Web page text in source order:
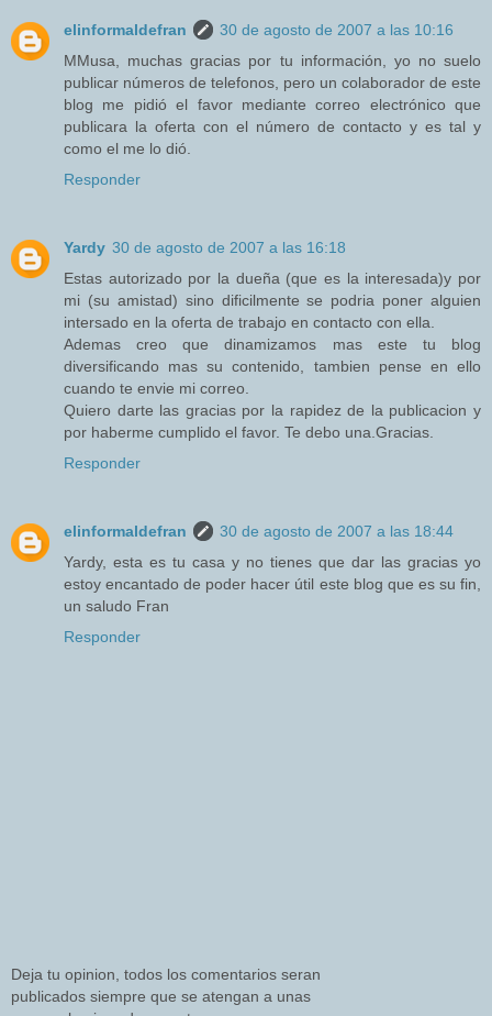
elinformaldefran
30 de agosto de 2007 a las 10:16
MMusa, muchas gracias por tu información, yo no suelo
publicar números de telefonos, pero un colaborador de este
blog me pidió el favor mediante correo electrónico que
publicara la oferta con el número de contacto y es tal y
como el me lo dió.
Responder
Yardy 30 de agosto de 2007 a las 16:18
Estas autorizado por la dueña (que es la interesada)y por
mi (su amistad) sino dificilmente se podria poner alguien
intersado en la oferta de trabajo en contacto con ella.
Ademas creo que dinamizamos mas este tu blog
diversificando mas su contenido, tambien pense en ello
cuando te envie mi correo.
Quiero darte las gracias por la rapidez de la publicacion y
por haberme cumplido el favor. Te debo una.Gracias.
Responder
elinformaldefran
30 de agosto de 2007 a las 18:44
Yardy, esta es tu casa y no tienes que dar las gracias yo
estoy encantado de poder hacer útil este blog que es su fin,
un saludo Fran
Responder
Deja tu opinion, todos los comentarios seran
publicados siempre que se atengan a unas